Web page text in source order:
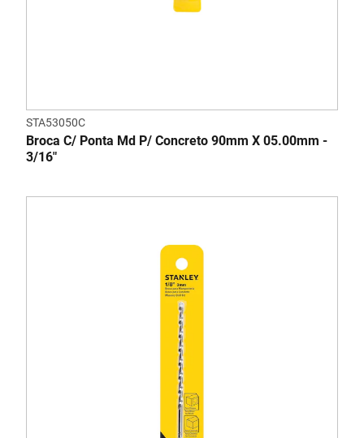
STA53050C
Broca C/ Ponta Md P/ Concreto 90mm X 05.00mm -
3/16"